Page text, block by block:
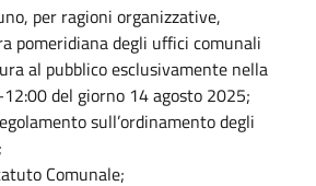
per ragioni organizzative,
pomeridiana degli uffici comunali
al pubblico esclusivamente nella
del giorno 14 agosto 2025;
sull’ordinamento degli
Comunale;